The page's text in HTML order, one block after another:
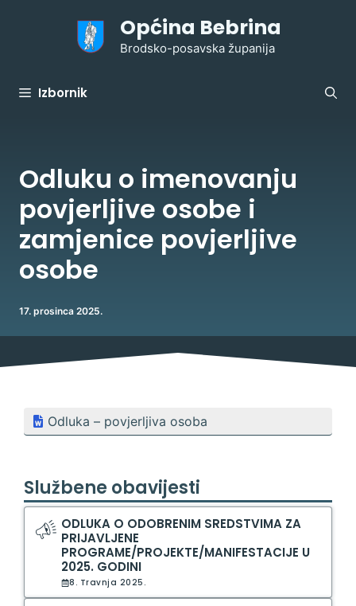
Općina Bebrina
Brodsko-posavska županija
Izbornik
Odluku o imenovanju
povjerljive osobe i
zamjenice povjerljive
osobe
17. prosinca 2025.
Odluka – povjerljiva osoba
Službene obavijesti
ODLUKA O ODOBRENIM SREDSTVIMA ZA
PRIJAVLJENE
PROGRAME/PROJEKTE/MANIFESTACIJE U
2025. GODINI
8. Travnja 2025.